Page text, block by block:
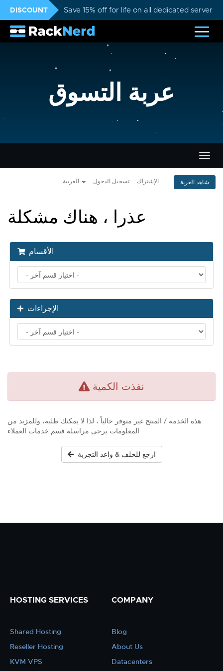
DISCOUNT Save 15% off for life on all dedicated servers
عربة التسوق
تبديل
التنقل
تسجيل الدخول الإشتراك شاهد العربة
عذرا ، هناك مشكلة
الأقسام
الإجراءات
نفذت الكمية
هذه الخدمة / المنتج غير متوفر حالياً ، لذا لا يمكنك طلبه، وللمزيد من
المعلومات يرجى مراسلة قسم خدمات العملاء
ارجع للخلف & واعد التجربة
HOSTING SERVICES
Shared Hosting
Reseller Hosting
KVM VPS
COMPANY
Blog
About Us
Datacenters